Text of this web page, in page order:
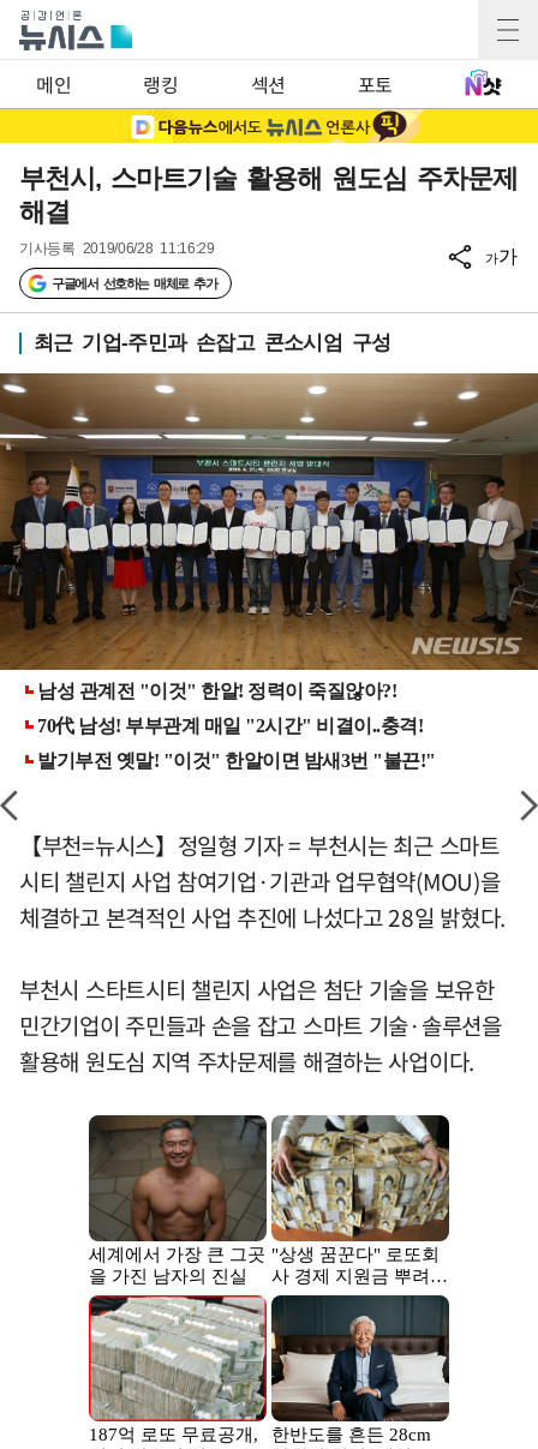
메인 랭킹 섹션 포토
부천시, 스마트기술 활용해 원도심 주차문제
해결
기사등록 2019/06/28 11:16:29
구글에서 선호하는 매체로 추가
가가
최근 기업-주민과 손잡고 콘소시엄 구성
【부천=뉴시스】정일형 기자 = 부천시는 최근 스마트
시티 챌린지 사업 참여기업·기관과 업무협약(MOU)을
체결하고 본격적인 사업 추진에 나섰다고 28일 밝혔다.
부천시 스타트시티 챌린지 사업은 첨단 기술을 보유한
민간기업이 주민들과 손을 잡고 스마트 기술·솔루션을
활용해 원도심 지역 주차문제를 해결하는 사업이다.